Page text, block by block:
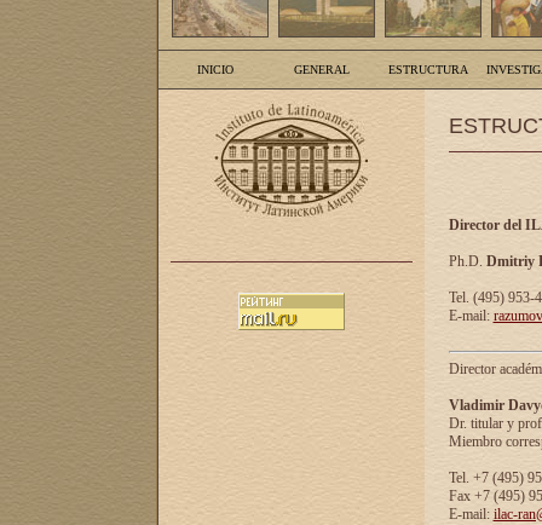
INICIO GENERAL ESTRUCTURA
Director del
Ph.D. Dmitriy
Tel. (495) 953-
E-mail:
Director
Vladimir
Dr. titular y
Miembro
Tel. +7 (495)
Fax +7 (495)
E-mail: ilac-